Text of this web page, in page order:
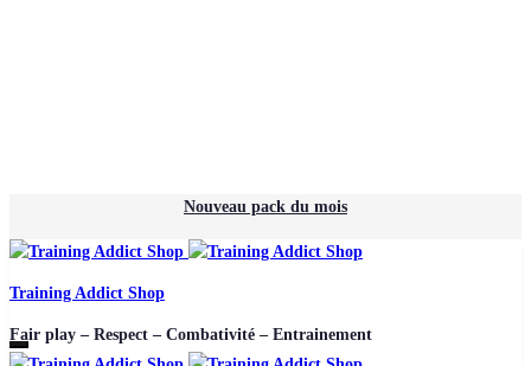
Nouveau pack du mois
Training Addict Shop
Fair play – Respect – Combativité – Entrainement